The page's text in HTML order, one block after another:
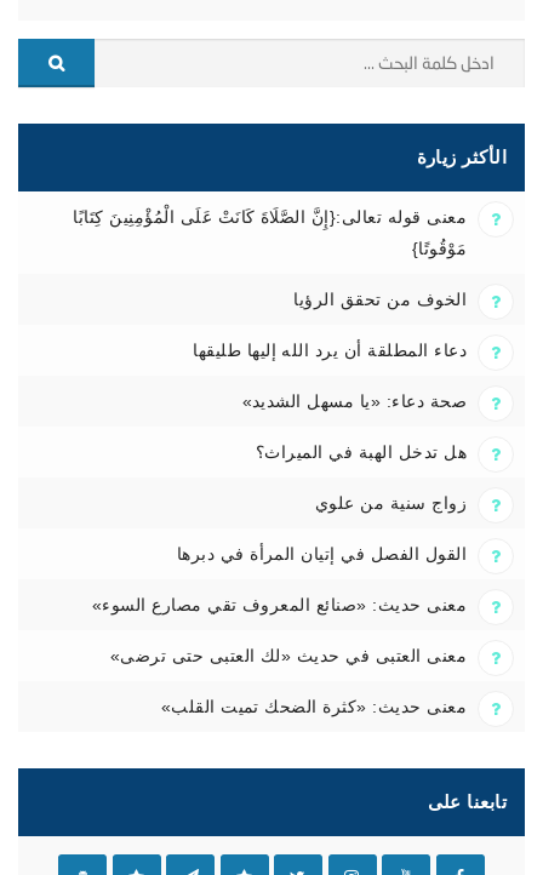
الأكثر زيارة
معنى قوله تعالى:{إِنَّ الصَّلَاةَ كَانَتْ عَلَى الْمُؤْمِنِينَ كِتَابًا
مَوْقُوتًا}
الخوف من تحقق الرؤيا
دعاء المطلقة أن يرد الله إليها طليقها
صحة دعاء: «يا مسهل الشديد»
هل تدخل الهبة في الميراث؟
زواج سنية من علوي
القول الفصل في إتيان المرأة في دبرها
معنى حديث: «صنائع المعروف تقي مصارع السوء»
معنى العتبى في حديث «لك العتبى حتى ترضى»
معنى حديث: «كثرة الضحك تميت القلب»
تابعنا على